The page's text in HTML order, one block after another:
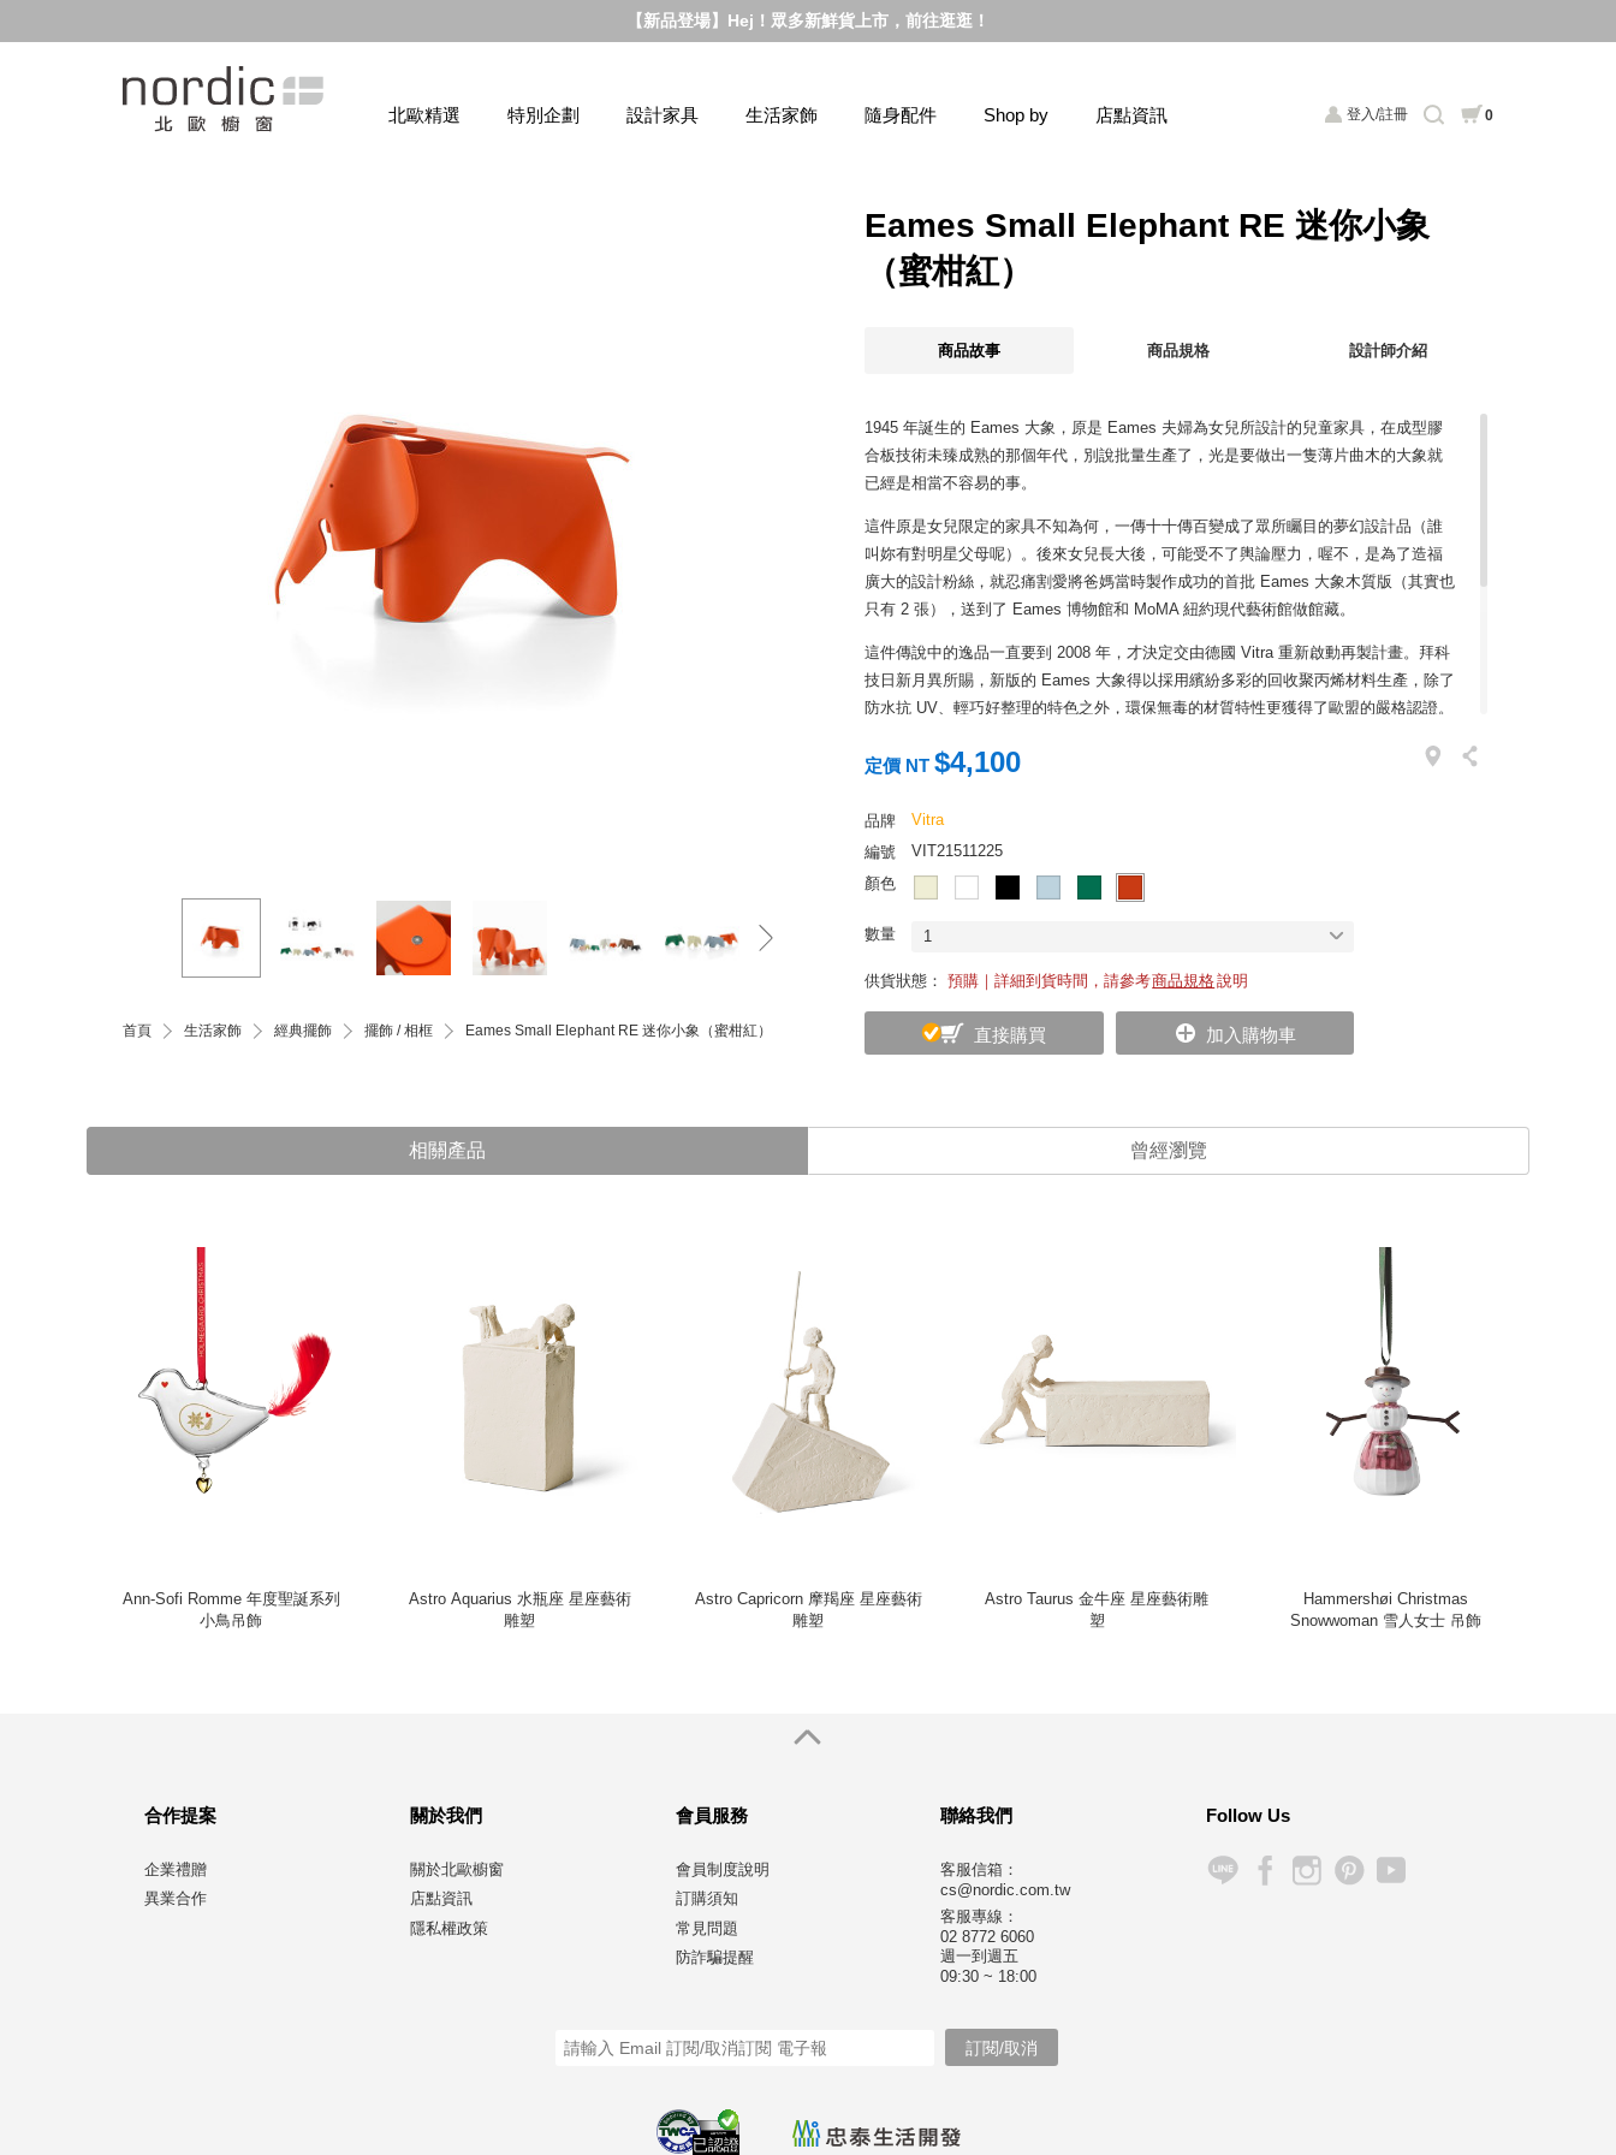
【新品登場】Hej！眾多新鮮貨上市，前往逛逛！
登入/註冊 0
北歐精選 特別企劃 設計家具 生活家飾 隨身配件 Shop by 店點資訊
首頁 生活家飾 經典擺飾 擺飾 / 相框 Eames Small Elephant RE 迷你小象（蜜柑紅）
Eames Small Elephant RE 迷你小象
（蜜柑紅）
商品故事 商品規格 設計師介紹
1945 年誕生的 Eames 大象，原是 Eames 夫婦為女兒所設計的兒童家具，在成型膠
合板技術未臻成熟的那個年代，別說批量生產了，光是要做出一隻薄片曲木的大象就
已經是相當不容易的事。
這件原是女兒限定的家具不知為何，一傳十十傳百變成了眾所矚目的夢幻設計品（誰
叫妳有對明星父母呢）。後來女兒長大後，可能受不了輿論壓力，喔不，是為了造福
廣大的設計粉絲，就忍痛割愛將爸媽當時製作成功的首批 Eames 大象木質版（其實也
只有 2 張），送到了 Eames 博物館和 MoMA 紐約現代藝術館做館藏。
這件傳說中的逸品一直要到 2008 年，才決定交由德國 Vitra 重新啟動再製計畫。拜科
技日新月異所賜，新版的 Eames 大象得以採用繽紛多彩的回收聚丙烯材料生產，除了
防水抗 UV、輕巧好整理的特色之外，環保無毒的材質特性更獲得了歐盟的嚴格認證。
雖然改為塑料材質，但是外型設計不做任何更動，依然保持了傳統曲木時代的美好線
條：圓擴微翹的誇張大耳、懸垂及地的彎彎長鼻和尾巴、厚實穩重的身體和象腿，還
不管騎乘或是遊樂，有機圓弧的安全線條讓 Eames 大象成為最適合與小朋友作伴的家
具；若是在一個成人的空間中，這個安靜沉穩的裝飾也能扮演圓融氣氛的話題與角
定價 NT $4,100
品牌
Vitra
編號
VIT21511225
顏色
數量 1
供貨狀態： 預購｜詳細到貨時間，請參考商品規格說明
直接購買 加入購物車
相關產品 曾經瀏覽
Ann-Sofi Romme 年度聖誕系列
小鳥吊飾
Astro Aquarius 水瓶座 星座藝術
雕塑
Astro Capricorn 摩羯座 星座藝術
雕塑
Astro Taurus 金牛座 星座藝術雕
塑
Hammershøi Christmas
Snowwoman 雪人女士 吊飾
合作提案
企業禮贈
異業合作
關於我們
關於北歐櫥窗
店點資訊
隱私權政策
會員服務
會員制度說明
訂購須知
常見問題
防詐騙提醒
聯絡我們
客服信箱：
cs@nordic.com.tw
客服專線：
02 8772 6060
週一到週五
09:30 ~ 18:00
Follow Us
已認證